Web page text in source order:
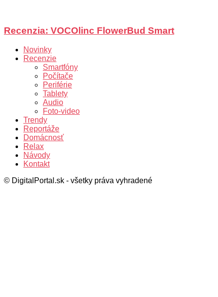
Recenzia: VOCOlinc FlowerBud Smart
Novinky
Recenzie
Smartfóny
Počítače
Periférie
Tablety
Audio
Foto-video
Trendy
Reportáže
Domácnosť
Relax
Návody
Kontakt
© DigitalPortal.sk - všetky práva vyhradené